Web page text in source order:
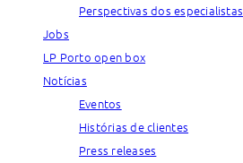
Perspectivas dos especialistas
Jobs
LP Porto open box
Notícias
Eventos
Histórias de clientes
Press releases